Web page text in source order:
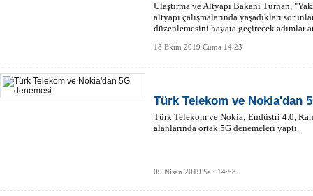
Ulaştırma ve Altyapı Bakanı Turhan,
altyapı çalışmalarında yaşadıkları
düzenlemesini hayata geçirecek adımlar
18 Ekim 2019 Cuma 14:23
Türk Telekom ve Nokia'dan
Türk Telekom ve Nokia; Endüstri 4.0,
alanlarında ortak 5G denemeleri yaptı.
09 Nisan 2019 Salı 14:58